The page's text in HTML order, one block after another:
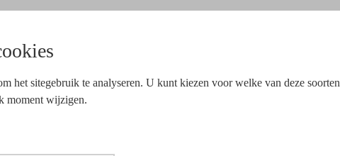
het sitegebruik te analyseren. U kunt kiezen voor welke van deze soorten
moment wijzigen.